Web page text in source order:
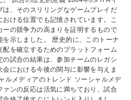
、そのスリリングなゲームプレイだ
ける位置でも記憶されています。こ
の競争力の高まりを証明するもので
示しました。 歴史的に、このトーナ
を確立するためのプラットフォーム
試合の結果は、参加チームのレガシ
における今後の関与に影響を与えま
ルメディアのトレンド ソーシャルメデ
ァンの反応は活気に満ちており、試合